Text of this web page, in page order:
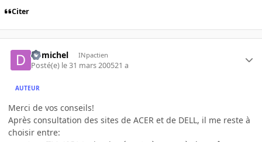
Citer
domichel INpactien
Posté(e) le 31 mars 200521 a
AUTEUR
Merci de vos conseils!
Après consultation des sites de ACER et de DELL, il me reste à
choisir entre: